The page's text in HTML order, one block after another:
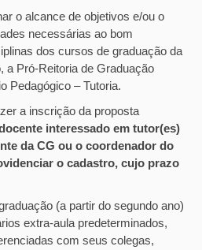
o alcance de objetivos e/ou o
necessárias ao bom
dos cursos de graduação da
a Pró-Reitoria de Graduação
Pedagógico – Tutoria.
a inscrição da proposta
interessado em tutor(es)
da CG ou o coordenador do
o cadastro, cujo prazo
(a partir do segundo ano)
extra-aula predeterminados,
com seus colegas,